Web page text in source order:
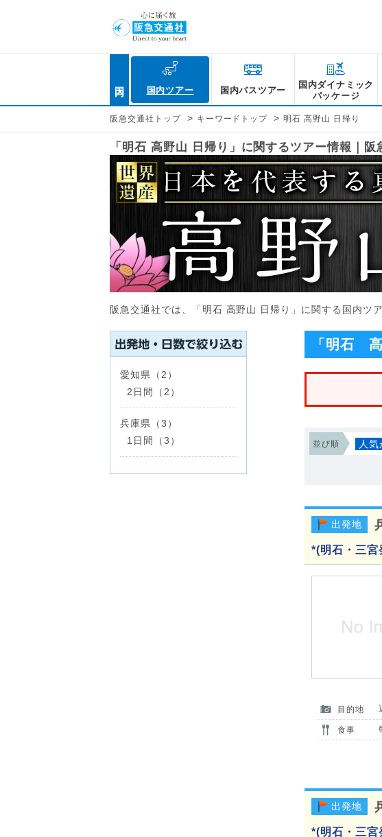
国内ツアー 国内バスツアー
国内ダイナミック
パッケージ
阪急交通社トップ > キーワードトップ > 明石 高野山 日帰り
「明石 高野山 日帰り」に関するツアー情報｜阪
阪急交通社では、「明石 高野山 日帰り」に関する国内ツ
「明石
並び順 人
出発地
*(明石・三宮
目的地
食事
出発地
*(明石・三宮
愛知県（2）
2日間（2）
兵庫県（3）
1日間（3）